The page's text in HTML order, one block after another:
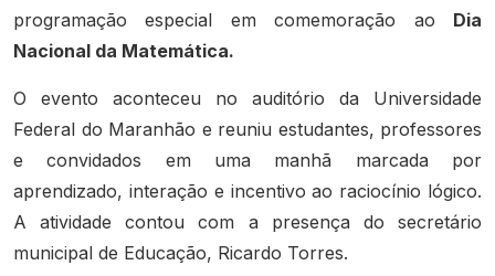
programação especial em comemoração ao Dia
Nacional da Matemática.
O evento aconteceu no auditório da Universidade
Federal do Maranhão e reuniu estudantes, professores
e convidados em uma manhã marcada por
aprendizado, interação e incentivo ao raciocínio lógico.
A atividade contou com a presença do secretário
municipal de Educação, Ricardo Torres.